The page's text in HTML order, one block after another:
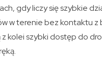
gdy liczy się szybkie
w terenie bez kontaktu z
kolei szybki dostęp do